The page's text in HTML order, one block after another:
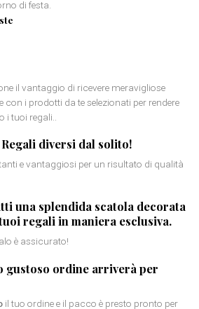
di festa.
il vantaggio di ricevere meravigliose
i prodotti da te selezionati per rendere
i tuoi regali..
Regali diversi dal solito!
e vantaggiosi per un risultato di qualità
una splendida scatola decorata
regali in maniera esclusiva.
è assicurato!
gustoso ordine arriverà per
il tuo ordine e il pacco è presto pronto per